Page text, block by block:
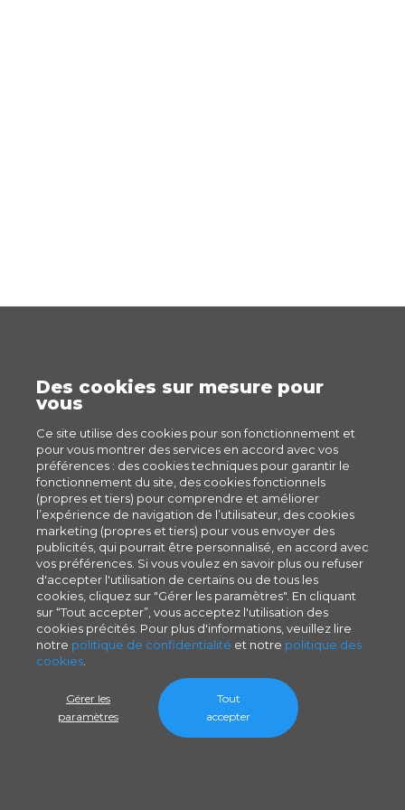
Des cookies sur mesure pour
vous
Ce site utilise des cookies pour son fonctionnement et
pour vous montrer des services en accord avec vos
préférences : des cookies techniques pour garantir le
fonctionnement du site, des cookies fonctionnels
(propres et tiers) pour comprendre et améliorer
l’expérience de navigation de l’utilisateur, des cookies
marketing (propres et tiers) pour vous envoyer des
publicités, qui pourrait être personnalisé, en accord avec
vos préférences. Si vous voulez en savoir plus ou refuser
d'accepter l'utilisation de certains ou de tous les
cookies, cliquez sur "Gérer les paramètres". En cliquant
sur “Tout accepter”, vous acceptez l'utilisation des
cookies précités. Pour plus d'informations, veuillez lire
notre politique de confidentialité et notre politique des
cookies
Gérer les
paramètres
Tout
accepter